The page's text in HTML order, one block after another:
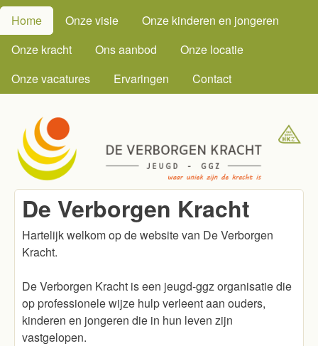
MAIN MENU
Home Onze visie
Onze kinderen en jongeren
Onze kracht
Ons aanbod
Onze locatie
Onze vacatures
Ervaringen Contact
De
Verborgen
Kracht
De Verborgen Kracht
Hartelijk welkom op de website van De Verborgen
Kracht.
De Verborgen Kracht is een jeugd-ggz organisatie die
op professionele wijze hulp verleent aan ouders,
kinderen en jongeren die in hun leven zijn
vastgelopen.